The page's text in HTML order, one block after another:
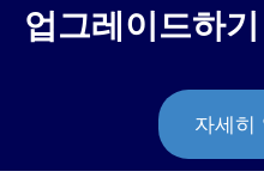
업그레이드하기
자세히